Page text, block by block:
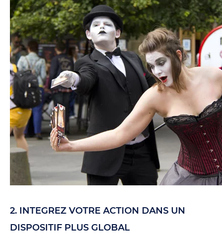
2. INTEGREZ VOTRE ACTION DANS UN
DISPOSITIF PLUS GLOBAL